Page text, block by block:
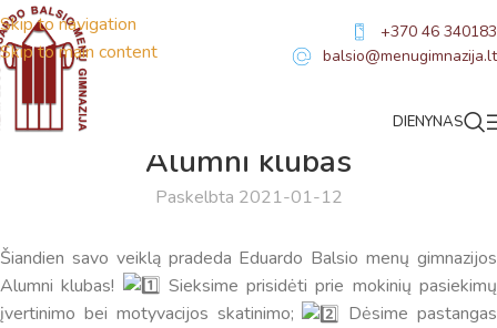
Skip to navigation
Skip to main content
+370 46 340183
balsio@menugimnazija.lt
DIENYNAS
Alumni klubas
Paskelbta 2021-01-12
Šiandien savo veiklą pradeda Eduardo Balsio menų gimnazijos
Alumni klubas!
Sieksime prisidėti prie mokinių pasiekimų
įvertinimo bei motyvacijos skatinimo;
Dėsime pastangas